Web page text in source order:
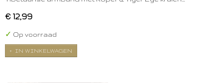
€ 12,99
✓ Op voorraad
IN WINKELWAGEN